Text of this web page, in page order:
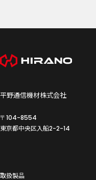
平野通信機材株式会社
〒104-8554
東京都中央区入船2-2-14
取扱製品